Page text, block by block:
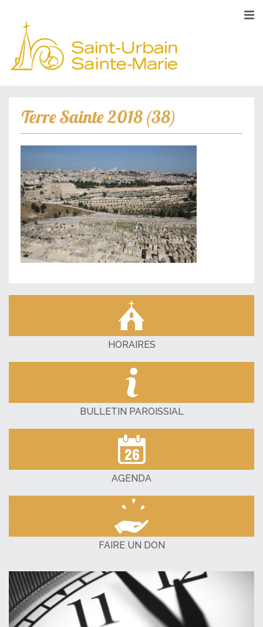
Terre Sainte 2018 (38)
HORAIRES
BULLETIN PAROISSIAL
AGENDA
FAIRE UN DON